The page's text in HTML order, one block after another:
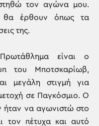
τον αγώνα μου.
θα έρθουν όπως τα
της.
είναι ο
του Μποτσκαρίωβ,
μεγάλη στιγμή για
σε Παγκόσμιο. Ο
ήταν να αγωνιστώ στο
τον πέτυχα και αυτό